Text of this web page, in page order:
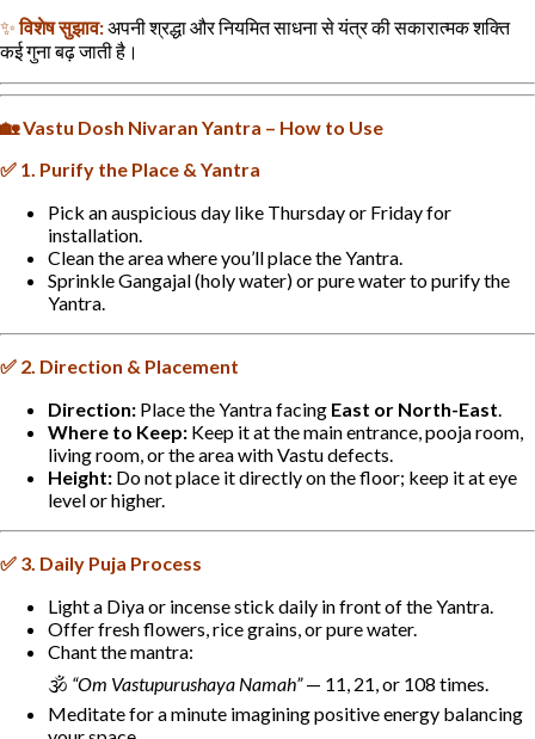
✨ विशेषसुझाव:अपनीश्रद्धाऔरनियमितसाधनासेयंत्रकीसकारात्मकशक्ति
कईगुनाबढ़जातीहै।
🏡Vastu Dosh Nivaran Yantra – How to Use
✅ 1. Purify the Place & Yantra
Pick an auspicious day like Thursday or Friday for
installation.
Clean the area where you’ll place the Yantra.
Sprinkle Gangajal (holy water) or pure water to purify the
Yantra.
✅ 2. Direction & Placement
Direction: Place the Yantra facing East or North-East
Where to Keep: Keep it at the main entrance, pooja room,
living room, or the area with Vastu defects.
Height: Do not place it directly on the floor; keep it at eye
level or higher.
✅ 3. Daily Puja Process
Light a Diya or incense stick daily in front of the Yantra.
Offer fresh flowers, rice grains, or pure water.
Chant the mantra:
🕉️ “Om Vastupurushaya Namah”— 11, 21, or 108 times.
Meditate for a minute imagining positive energy balancing